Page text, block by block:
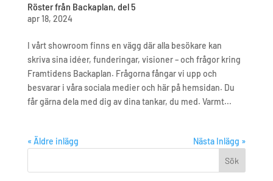
Röster från Backaplan, del 5
apr 18, 2024
I vårt showroom finns en vägg där alla besökare kan
skriva sina idéer, funderingar, visioner – och frågor kring
Framtidens Backaplan. Frågorna fångar vi upp och
besvarar i våra sociala medier och här på hemsidan. Du
får gärna dela med dig av dina tankar, du med. Varmt...
« Äldre inlägg Nästa Inlägg »